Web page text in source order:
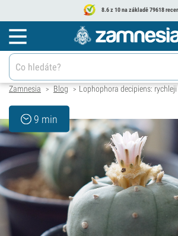
8.6 z 10 na základě 79618
Zamnesia > Blog > Lophophora decipiens:
9 min